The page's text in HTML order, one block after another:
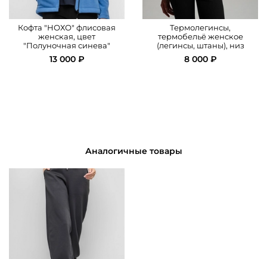
Брюки спортивные, женские, с утяжкой внизу
Кофта "НОХО" флисовая
женская, цвет
"Полуночная синева"
13 000 ₽
Термолегинсы,
термобельё женское
(легинсы, штаны), низ
8 000 ₽
Аналогичные товары